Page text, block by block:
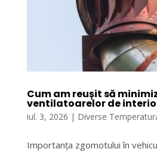
Cum am reușit să
ventilatoarelor de
iul. 3, 2026 | Diverse
Importanța zgomotului în